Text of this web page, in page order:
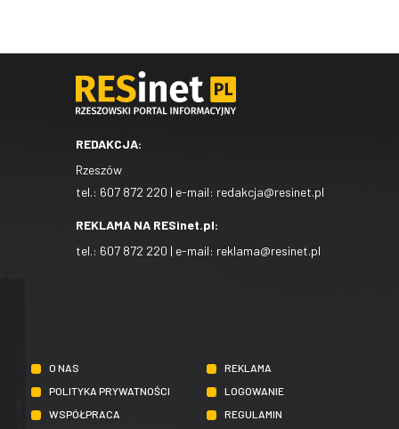
REDAKCJA:
Rzeszów
tel.: 607 872 220 | e-mail: redakcja@resinet.pl
REKLAMA NA RESinet.pl:
tel.: 607 872 220 | e-mail: reklama@resinet.pl
O NAS
REKLAMA
POLITYKA PRYWATNOŚCI
LOGOWANIE
WSPÓŁPRACA
REGULAMIN